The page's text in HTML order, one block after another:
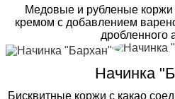
Медовые и рубленые
кремом с добавлением
дробленного
Начинка
Бисквитные коржи с какао